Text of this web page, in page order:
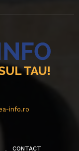
info.ro
CONTACT